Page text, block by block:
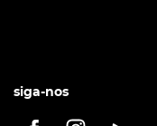
siga-nos